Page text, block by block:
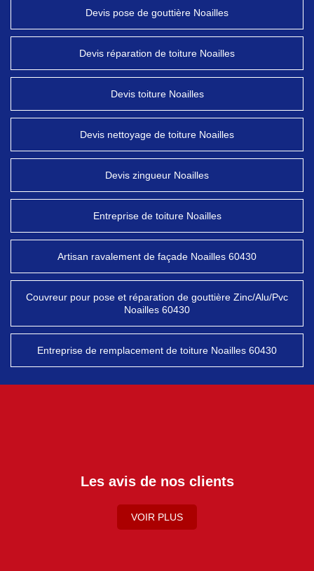
Devis pose de gouttière Noailles
Devis réparation de toiture Noailles
Devis toiture Noailles
Devis nettoyage de toiture Noailles
Devis zingueur Noailles
Entreprise de toiture Noailles
Artisan ravalement de façade Noailles 60430
Couvreur pour pose et réparation de gouttière Zinc/Alu/Pvc
Noailles 60430
Entreprise de remplacement de toiture Noailles 60430
Les avis de nos clients
VOIR PLUS